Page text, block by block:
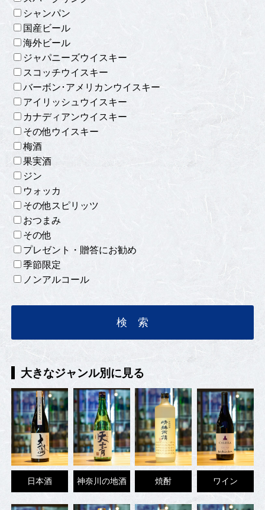
シャンパン
国産ビール
海外ビール
ジャパニーズウイスキー
スコッチウイスキー
バーボン･アメリカンウイスキー
アイリッシュウイスキー
カナディアンウイスキー
その他ウイスキー
梅酒
果実酒
ジン
ウォッカ
その他スピリッツ
おつまみ
その他
プレゼント・贈答にお勧め
季節限定
ノンアルコール
大きなジャンル別に見る
日本酒 神奈川の地酒 焼酎 ワイン